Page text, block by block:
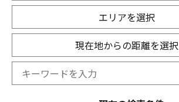
エリアを選択
現在地からの距離を選択